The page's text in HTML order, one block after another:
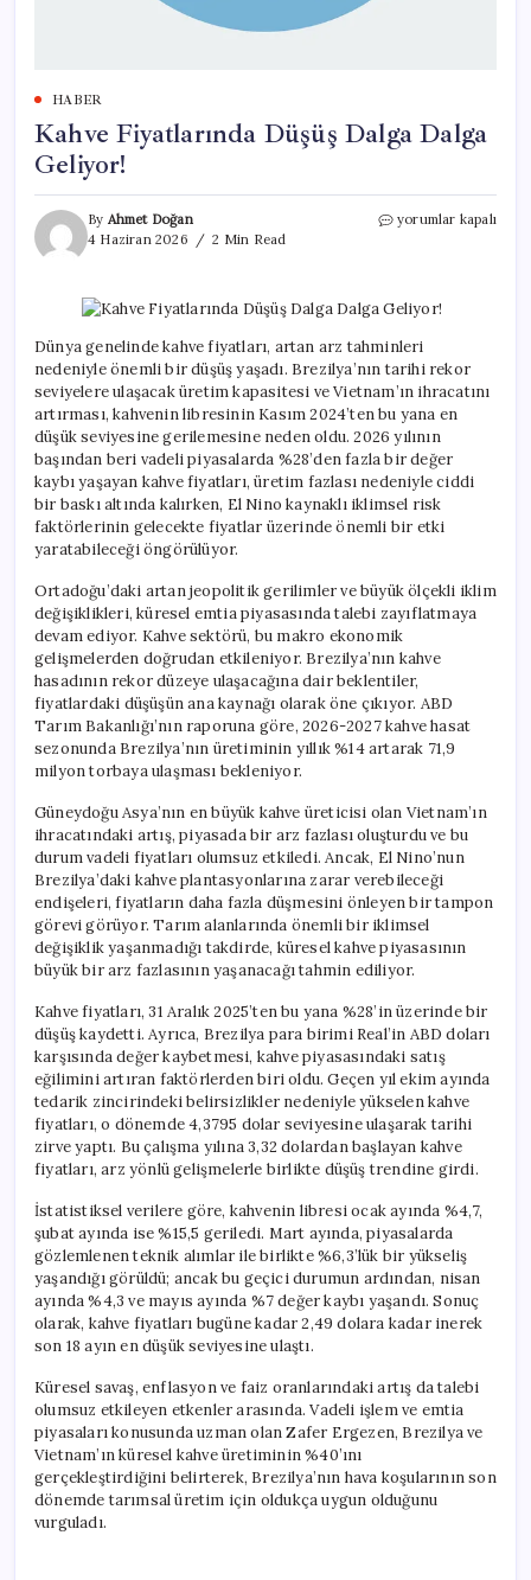
HABER
Kahve Fiyatlarında Düşüş Dalga Dalga
Geliyor!
By Ahmet Doğan
4 Haziran 2026
2 Min Read
Kahve
Dalga
Geliyor!
için
yorumlar kapalı
Dünya genelinde kahve fiyatları, artan arz tahminleri
nedeniyle önemli bir düşüş yaşadı. Brezilya’nın tarihi rekor
seviyelere ulaşacak üretim kapasitesi ve Vietnam’ın ihracatını
artırması, kahvenin libresinin Kasım 2024’ten bu yana en
düşük seviyesine gerilemesine neden oldu. 2026 yılının
başından beri vadeli piyasalarda %28’den fazla bir değer
kaybı yaşayan kahve fiyatları, üretim fazlası nedeniyle ciddi
bir baskı altında kalırken, El Nino kaynaklı iklimsel risk
faktörlerinin gelecekte fiyatlar üzerinde önemli bir etki
yaratabileceği öngörülüyor.
Ortadoğu’daki artan jeopolitik gerilimler ve büyük ölçekli iklim
değişiklikleri, küresel emtia piyasasında talebi zayıflatmaya
devam ediyor. Kahve sektörü, bu makro ekonomik
gelişmelerden doğrudan etkileniyor. Brezilya’nın kahve
hasadının rekor düzeye ulaşacağına dair beklentiler,
fiyatlardaki düşüşün ana kaynağı olarak öne çıkıyor. ABD
Tarım Bakanlığı’nın raporuna göre, 2026-2027 kahve hasat
sezonunda Brezilya’nın üretiminin yıllık %14 artarak 71,9
milyon torbaya ulaşması bekleniyor.
Güneydoğu Asya’nın en büyük kahve üreticisi olan Vietnam’ın
ihracatındaki artış, piyasada bir arz fazlası oluşturdu ve bu
durum vadeli fiyatları olumsuz etkiledi. Ancak, El Nino’nun
Brezilya’daki kahve plantasyonlarına zarar verebileceği
endişeleri, fiyatların daha fazla düşmesini önleyen bir tampon
görevi görüyor. Tarım alanlarında önemli bir iklimsel
değişiklik yaşanmadığı takdirde, küresel kahve piyasasının
büyük bir arz fazlasının yaşanacağı tahmin ediliyor.
Kahve fiyatları, 31 Aralık 2025’ten bu yana %28’in üzerinde bir
düşüş kaydetti. Ayrıca, Brezilya para birimi Real’in ABD doları
karşısında değer kaybetmesi, kahve piyasasındaki satış
eğilimini artıran faktörlerden biri oldu. Geçen yıl ekim ayında
tedarik zincirindeki belirsizlikler nedeniyle yükselen kahve
fiyatları, o dönemde 4,3795 dolar seviyesine ulaşarak tarihi
zirve yaptı. Bu çalışma yılına 3,32 dolardan başlayan kahve
fiyatları, arz yönlü gelişmelerle birlikte düşüş trendine girdi.
İstatistiksel verilere göre, kahvenin libresi ocak ayında %4,7,
şubat ayında ise %15,5 geriledi. Mart ayında, piyasalarda
gözlemlenen teknik alımlar ile birlikte %6,3’lük bir yükseliş
yaşandığı görüldü; ancak bu geçici durumun ardından, nisan
ayında %4,3 ve mayıs ayında %7 değer kaybı yaşandı. Sonuç
olarak, kahve fiyatları bugüne kadar 2,49 dolara kadar inerek
son 18 ayın en düşük seviyesine ulaştı.
Küresel savaş, enflasyon ve faiz oranlarındaki artış da talebi
olumsuz etkileyen etkenler arasında. Vadeli işlem ve emtia
piyasaları konusunda uzman olan Zafer Ergezen, Brezilya ve
Vietnam’ın küresel kahve üretiminin %40’ını
gerçekleştirdiğini belirterek, Brezilya’nın hava koşularının son
dönemde tarımsal üretim için oldukça uygun olduğunu
vurguladı.